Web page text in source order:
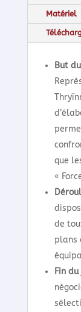
Matériel
But
que
«
de
plans
Fin